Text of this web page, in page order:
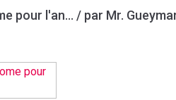
pour l'an... / par Mr.